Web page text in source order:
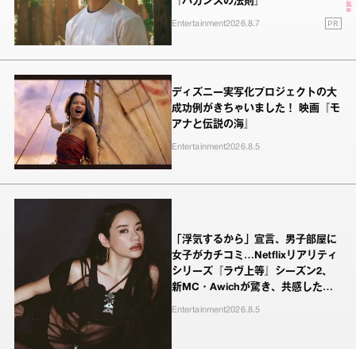
Entertainment2026.8.7 PR
ディズニー実写化プロジェクトの大
成功例がきちゃいました！ 映画『モ
アナと伝説の海』
Entertainment2026.8.5
「浮気するから」宣言、男子部屋に
女子がカチコミ…Netflixリアリティ
シリーズ『ラヴ上等』シーズン2、
新MC・Awichが驚き、共感したヤ
ンキーたちの本気の恋模様
Entertainment2026.8.5